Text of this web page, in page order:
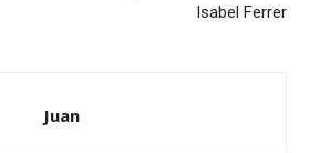
Isabel Ferrer
Juan